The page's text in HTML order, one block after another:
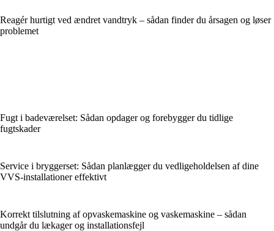
Reagér hurtigt ved ændret vandtryk – sådan finder du årsagen og løser
problemet
Fugt i badeværelset: Sådan opdager og forebygger du tidlige
fugtskader
Service i bryggerset: Sådan planlægger du vedligeholdelsen af dine
VVS-installationer effektivt
Korrekt tilslutning af opvaskemaskine og vaskemaskine – sådan
undgår du lækager og installationsfejl